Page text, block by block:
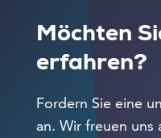
Möchten
erfahren?
Fordern Sie eine
an. Wir freuen